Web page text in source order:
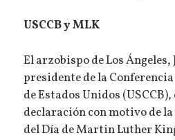
USCCB y MLK
El arzobispo de Los Ángeles,
presidente de la
de Estados Unidos
declaración con motivo de
del Día de Martin Luther